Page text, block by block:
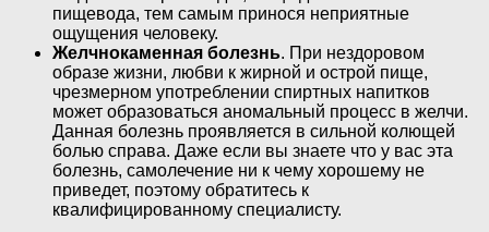
пищевода, тем самым принося неприятные
ощущения человеку.
Желчнокаменная болезнь. При нездоровом
образе жизни, любви к жирной и острой пище,
чрезмерном употреблении спиртных напитков
может образоваться аномальный процесс в желчи.
Данная болезнь проявляется в сильной колющей
болью справа. Даже если вы знаете что у вас эта
болезнь, самолечение ни к чему хорошему не
приведет, поэтому обратитесь к
квалифицированному специалисту.